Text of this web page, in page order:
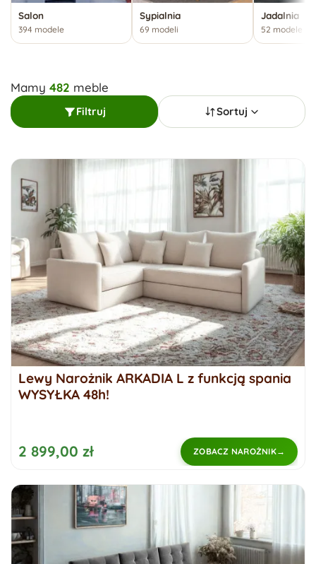
Salon
394 modele
Sypialnia
69 modeli
Jadalnia
52 modele
Mamy 482 meble
Filtruj Sortuj wg:
SortujDostępne
Lewy Narożnik ARKADIA L z funkcją spania
WYSYŁKA 48h!
2 899,00 zł ZOBACZ NAROŻNIK